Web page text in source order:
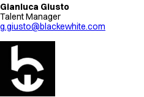
Gianluca Giusto
Talent Manager
g.giusto@blackewhite.com